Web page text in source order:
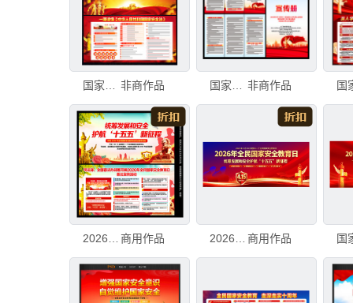
非商作品 非商作品
商用作品 商用作品